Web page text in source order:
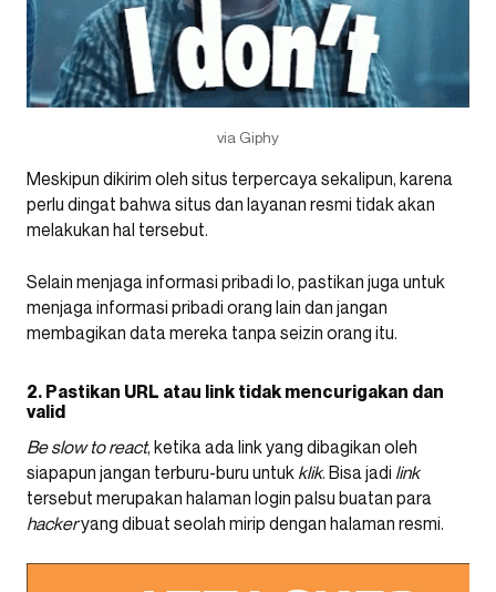
via Giphy
Meskipun dikirim oleh situs terpercaya sekalipun, karena
perlu dingat bahwa situs dan layanan resmi tidak akan
melakukan hal tersebut.
Selain menjaga informasi pribadi lo, pastikan juga untuk
menjaga informasi pribadi orang lain dan jangan
membagikan data mereka tanpa seizin orang itu.
2. Pastikan URL atau link tidak mencurigakan dan
valid
Be slow to react, ketika ada link yang dibagikan oleh
siapapun jangan terburu-buru untuk klik. Bisa jadi link
tersebut merupakan halaman login palsu buatan para
hackeryang dibuat seolah mirip dengan halaman resmi.